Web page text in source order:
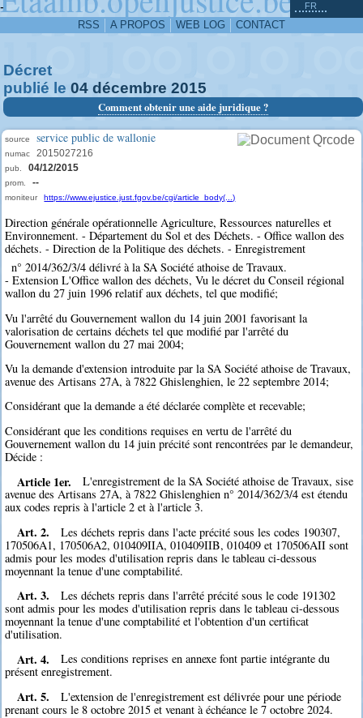
-
RSS A PROPOS WEB LOG CONTACT
FR
Décret
publié le 04 décembre 2015
Comment obtenir une aide juridique ?
source service public de wallonie
numac 2015027216
pub. 04/12/2015
prom. --
moniteur https://www.ejustice.just.fgov.be/cgi/article_body(...)
Direction générale opérationnelle Agriculture, Ressources naturelles et
Environnement. - Département du Sol et des Déchets. - Office wallon des
déchets. - Direction de la Politique des déchets. - Enregistrement
n° 2014/362/3/4 délivré à la SA Société athoise de Travaux.
- Extension L'Office wallon des déchets, Vu le décret du Conseil régional
wallon du 27 juin 1996 relatif aux déchets, tel que modifié;
Vu l'arrêté du Gouvernement wallon du 14 juin 2001 favorisant la
valorisation de certains déchets tel que modifié par l'arrêté du
Gouvernement wallon du 27 mai 2004;
Vu la demande d'extension introduite par la SA Société athoise de Travaux,
avenue des Artisans 27A, à 7822 Ghislenghien, le 22 septembre 2014;
Considérant que la demande a été déclarée complète et recevable;
Considérant que les conditions requises en vertu de l'arrêté du
Gouvernement wallon du 14 juin précité sont rencontrées par le demandeur,
Décide :
Article 1er.
L'enregistrement de la SA Société athoise de Travaux, sise
avenue des Artisans 27A, à 7822 Ghislenghien n° 2014/362/3/4 est étendu
aux codes repris à l'article 2 et à l'article 3.
Art. 2.
Les déchets repris dans l'acte précité sous les codes 190307,
170506A1, 170506A2, 010409IIA, 010409IIB, 010409 et 170506AII sont
admis pour les modes d'utilisation repris dans le tableau ci-dessous
moyennant la tenue d'une comptabilité.
Art. 3.
Les déchets repris dans l'arrêté précité sous le code 191302
sont admis pour les modes d'utilisation repris dans le tableau ci-dessous
moyennant la tenue d'une comptabilité et l'obtention d'un certificat
d'utilisation.
Art. 4.
Les conditions reprises en annexe font partie intégrante du
présent enregistrement.
Art. 5.
L'extension de l'enregistrement est délivrée pour une période
prenant cours le 8 octobre 2015 et venant à échéance le 7 octobre 2024.
^